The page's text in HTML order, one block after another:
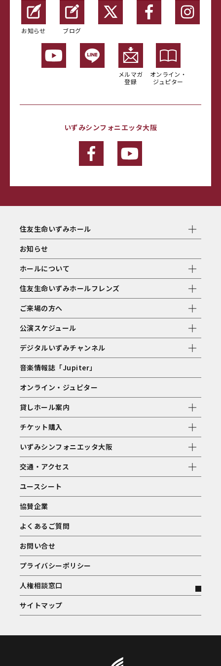
お知らせ ブログ
メルマガ
登録
オンライン・
ジュピター
いずみシンフォニエッタ大阪
住友生命いずみホール
お知らせ
ホールについて
住友生命いずみホールフレンズ
ご来場の方へ
公演スケジュール
デジタルいずみチャンネル
音楽情報誌「Jupiter」
オンライン・ジュピター
貸しホール案内
チケット購入
いずみシンフォニエッタ大阪
交通・アクセス
ユースシート
協賛企業
よくあるご質問
お問い合せ
プライバシーポリシー
人権相談窓口
サイトマップ